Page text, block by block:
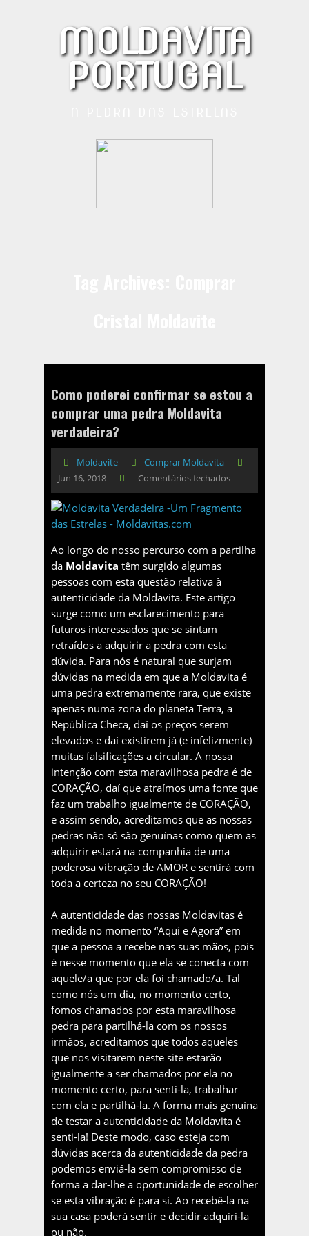
MOLDAVITA
PORTUGAL
Como poderei confirmar se estou a
comprar uma pedra Moldavita
verdadeira?
Moldavite
Comprar Moldavita
Jun 16, 2018
Comentários fechados
Ao longo do nosso percurso com a partilha
da Moldavita têm surgido algumas
pessoas com esta questão relativa à
autenticidade da Moldavita. Este artigo
surge como um esclarecimento para
futuros interessados que se sintam
retraídos a adquirir a pedra com esta
dúvida. Para nós é natural que surjam
dúvidas na medida em que a Moldavita é
uma pedra extremamente rara, que existe
apenas numa zona do planeta Terra, a
República Checa, daí os preços serem
elevados e daí existirem já (e infelizmente)
muitas falsificações a circular. A nossa
intenção com esta maravilhosa pedra é de
CORAÇÃO, daí que atraímos uma fonte que
faz um trabalho igualmente de CORAÇÃO,
e assim sendo, acreditamos que as nossas
pedras não só são genuínas como quem as
adquirir estará na companhia de uma
poderosa vibração de AMOR e sentirá com
toda a certeza no seu CORAÇÃO!
A autenticidade das nossas Moldavitas é
medida no momento “Aqui e Agora” em
que a pessoa a recebe nas suas mãos, pois
é nesse momento que ela se conecta com
aquele/a que por ela foi chamado/a. Tal
como nós um dia, no momento certo,
fomos chamados por esta maravilhosa
pedra para partilhá-la com os nossos
irmãos, acreditamos que todos aqueles
que nos visitarem neste site estarão
igualmente a ser chamados por ela no
momento certo, para senti-la, trabalhar
com ela e partilhá-la. A forma mais genuína
de testar a autenticidade da Moldavita é
senti-la! Deste modo, caso esteja com
dúvidas acerca da autenticidade da pedra
podemos enviá-la sem compromisso de
forma a dar-lhe a oportunidade de escolher
se esta vibração é para si. Ao recebê-la na
sua casa poderá sentir e decidir adquiri-la
ou não.